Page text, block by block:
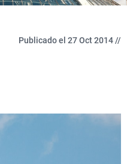
Publicado el 27 Oct 2014 //